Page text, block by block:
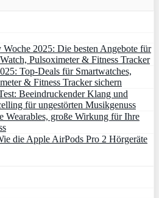
2025: Die besten Angebote für
Pulsoximeter & Fitness Tracker
Top-Deals für Smartwatches,
& Fitness Tracker sichern
Beeindruckender Klang und
für ungestörten Musikgenuss
Wearables, große Wirkung für Ihre
die Apple AirPods Pro 2 Hörgeräte